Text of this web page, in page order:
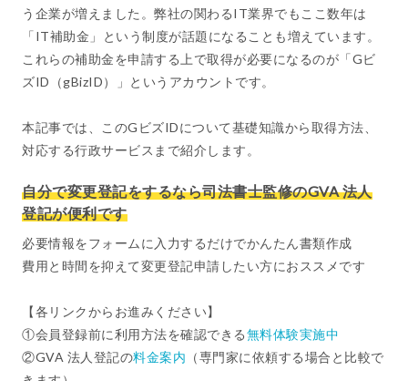
う企業が増えました。弊社の関わるIT業界でもここ数年は
「IT補助金」という制度が話題になることも増えています。
これらの補助金を申請する上で取得が必要になるのが「Gビ
ズID（gBizID）」というアカウントです。
本記事では、このGビズIDについて基礎知識から取得方法、
対応する行政サービスまで紹介します。
自分で変更登記をするなら司法書士監修のGVA 法人
登記が便利です
必要情報をフォームに入力するだけでかんたん書類作成
費用と時間を抑えて変更登記申請したい方におススメです
【各リンクからお進みください】
①会員登録前に利用方法を確認できる無料体験実施中
②GVA 法人登記の料金案内 （専門家に依頼する場合と比較で